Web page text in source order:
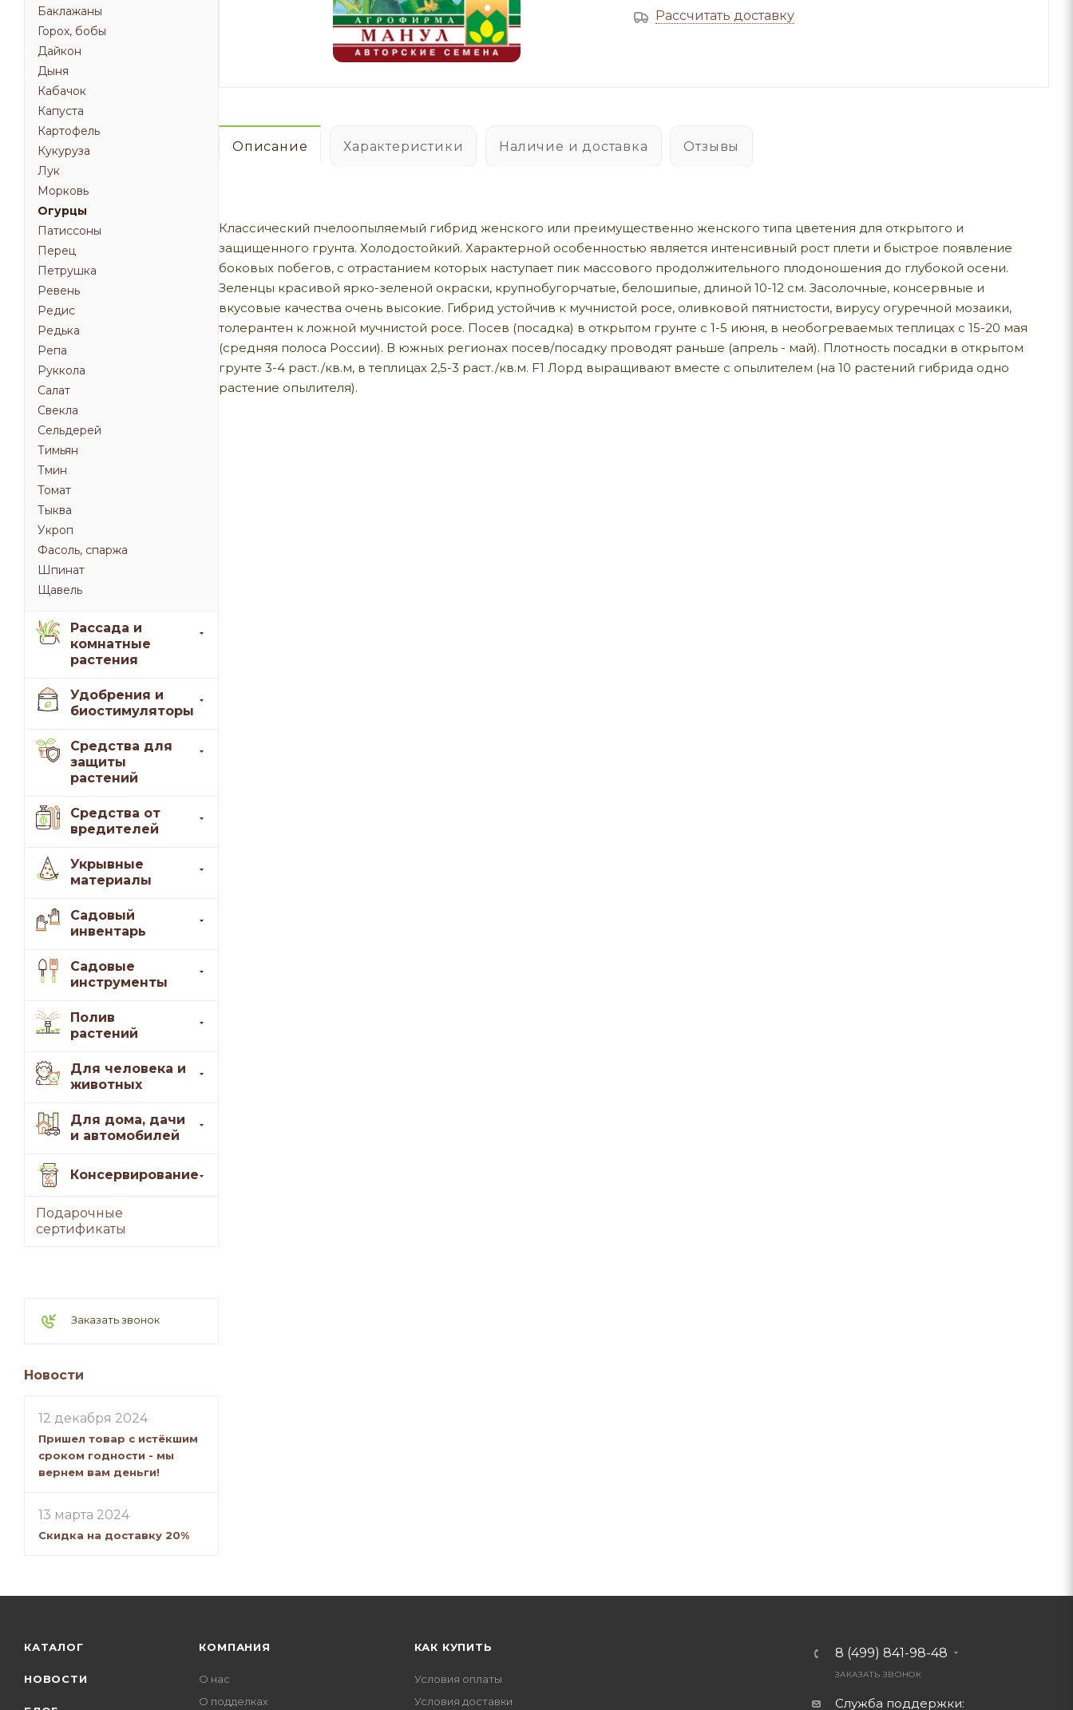
Рассчитать доставку
Описание Характеристики Наличие и доставка Отзывы
Классический пчелоопыляемый гибрид женского или преимущественно женского типа цветения для открытого и
защищенного грунта. Холодостойкий. Характерной особенностью является интенсивный рост плети и быстрое появление
боковых побегов, с отрастанием которых наступает пик массового продолжительного плодоношения до глубокой осени.
Зеленцы красивой ярко-зеленой окраски, крупнобугорчатые, белошипые, длиной 10-12 см. Засолочные, консервные и
вкусовые качества очень высокие. Гибрид устойчив к мучнистой росе, оливковой пятнистости, вирусу огуречной мозаики,
толерантен к ложной мучнистой росе. Посев (посадка) в открытом грунте с 1-5 июня, в необогреваемых теплицах с 15-20 мая
(средняя полоса России). В южных регионах посев/посадку проводят раньше (апрель - май). Плотность посадки в открытом
грунте 3-4 раст./кв.м, в теплицах 2,5-3 раст./кв.м. F1 Лорд выращивают вместе с опылителем (на 10 растений гибрида одно
растение опылителя).
Баклажаны
Горох, бобы
Дайкон
Дыня
Кабачок
Капуста
Картофель
Кукуруза
Лук
Морковь
Огурцы
Патиссоны
Перец
Петрушка
Ревень
Редис
Редька
Репа
Руккола
Салат
Свекла
Сельдерей
Тимьян
Тмин
Томат
Тыква
Укроп
Фасоль, спаржа
Шпинат
Щавель
Рассада и
комнатные
растения
Удобрения и
биостимуляторы
Средства для
защиты
растений
Средства от
вредителей
Укрывные
материалы
Садовый
инвентарь
Садовые
инструменты
Полив
растений
Для человека и
животных
Для дома, дачи
и автомобилей
Консервирование
Подарочные
сертификаты
Заказать звонок
Новости
12 декабря 2024
Пришел товар с истёкшим
сроком годности - мы
вернем вам деньги!
13 марта 2024
Скидка на доставку 20%
КАТАЛОГ
НОВОСТИ
КОМПАНИЯ
О нас
О подделках
КАК КУПИТЬ
Условия оплаты
Условия доставки
8 (499) 841-98-48
ЗАКАЗАТЬ ЗВОНОК
Служба поддержки: